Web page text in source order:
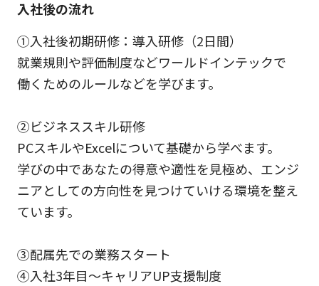
入社後の流れ
①入社後初期研修：導入研修（2日間）
就業規則や評価制度などワールドインテックで
働くためのルールなどを学びます。
②ビジネススキル研修
PCスキルやExcelについて基礎から学べます。
学びの中であなたの得意や適性を見極め、エンジ
ニアとしての方向性を見つけていける環境を整え
ています。
③配属先での業務スタート
④入社3年目～キャリアUP支援制度